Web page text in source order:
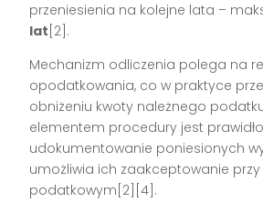
przeniesienia na kolejne lata –
lat [2].
Mechanizm odliczenia polega na
opodatkowania, co w praktyce
obniżeniu kwoty należnego
elementem procedury jest
udokumentowanie poniesionych
umożliwia ich zaakceptowanie przy
podatkowym[2][4].